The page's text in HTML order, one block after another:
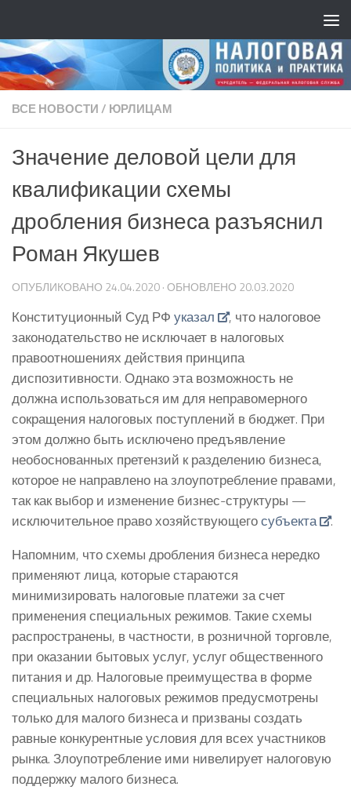
ВСЕ НОВОСТИ/ ЮРЛИЦАМ
Значение деловой цели для
квалификации схемы
дробления бизнеса разъяснил
Роман Якушев
ОПУБЛИКОВАНО 24.04.2020· ОБНОВЛЕНО 20.03.2020
Конституционный Суд РФ указал
, что налоговое
законодательство не исключает в налоговых
правоотношениях действия принципа
диспозитивности. Однако эта возможность не
должна использоваться им для неправомерного
сокращения налоговых поступлений в бюджет. При
этом должно быть исключено предъявление
необоснованных претензий к разделению бизнеса,
которое не направлено на злоупотребление правами,
так как выбор и изменение бизнес-структуры —
исключительное право хозяйствующегосубъекта
.
Напомним, что схемы дробления бизнеса нередко
применяют лица, которые стараются
минимизировать налоговые платежи за счет
применения специальных режимов. Такие схемы
распространены, в частности, в розничной торговле,
при оказании бытовых услуг, услуг общественного
питания и др. Налоговые преимущества в форме
специальных налоговых режимов предусмотрены
только для малого бизнеса и призваны создать
равные конкурентные условия для всех участников
рынка. Злоупотребление ими нивелирует налоговую
поддержку малого бизнеса.